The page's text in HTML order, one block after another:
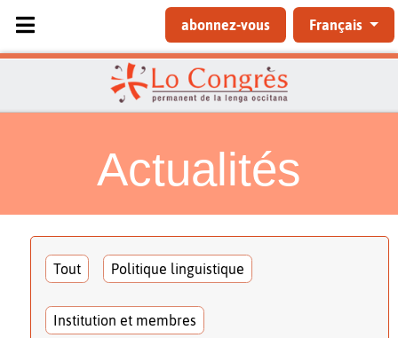
Sélectionnez votre langue
abonnez-vous Français
Actualités
Tout Politique linguistique
Institution et membres